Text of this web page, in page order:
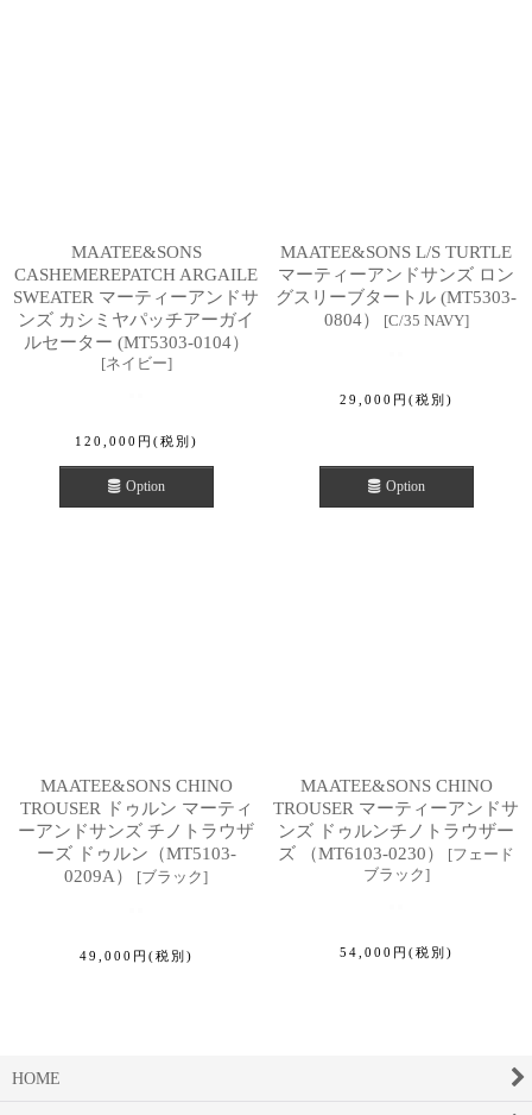
MAATEE&SONS
CASHEMEREPATCH ARGAILE
SWEATER マーティーアンドサ
ンズ カシミヤパッチアーガイ
ルセーター (MT5303-0104）
[ネイビー]
120,000 円 (税別)
Option
MAATEE&SONS L/S TURTLE
マーティーアンドサンズ ロン
グスリーブタートル (MT5303-
0804）
[C/35 NAVY]
29,000 円 (税別)
Option
MAATEE&SONS CHINO
TROUSER ドゥルン マーティ
ーアンドサンズ チノトラウザ
ーズ ドゥルン（MT5103-
0209A）
[ブラック]
49,000 円 (税別)
MAATEE&SONS CHINO
TROUSER マーティーアンドサ
ンズ ドゥルンチノトラウザー
ズ （MT6103-0230）
[フェード
ブラック]
54,000 円 (税別)
HOME